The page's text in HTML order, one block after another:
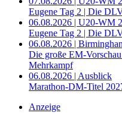
Eugene Tag 2 | Die
06.08.2026 | U20-WM
Eugene Tag 2 | Die
06.08.2026 |
Die große EM-
Mehrkampf
06.08.2026 | Ausblick
Marathon-DM-Titel
Anzeige